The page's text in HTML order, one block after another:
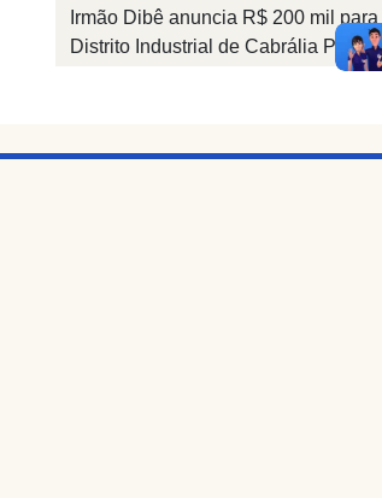
Irmão Dibê anuncia R$ 200 mil
Distrito Industrial de Cabrália